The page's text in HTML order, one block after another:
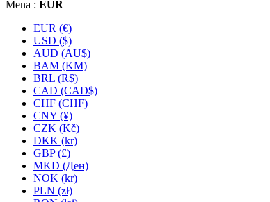
Mena : EUR
EUR (€)
USD ($)
AUD (AU$)
BAM (KM)
BRL (R$)
CAD (CAD$)
CHF (CHF)
CNY (¥)
CZK (Kč)
DKK (kr)
GBP (£)
MKD (Ден)
NOK (kr)
PLN (zł)